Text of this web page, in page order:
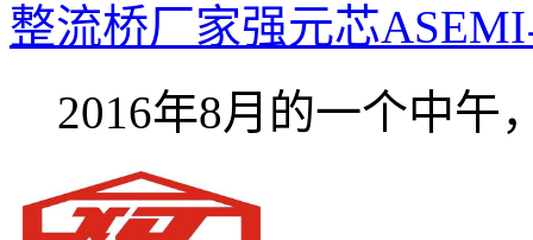
整流桥厂家强元芯
2016年8月的一个中午